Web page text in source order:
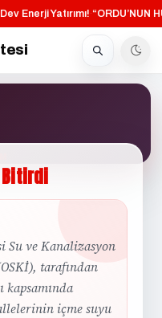
Enerji Yatırımı!·“ORDU’NUN
Bitirdi
Su ve Kanalizasyon
tarafından
kapsamında
içme suyu